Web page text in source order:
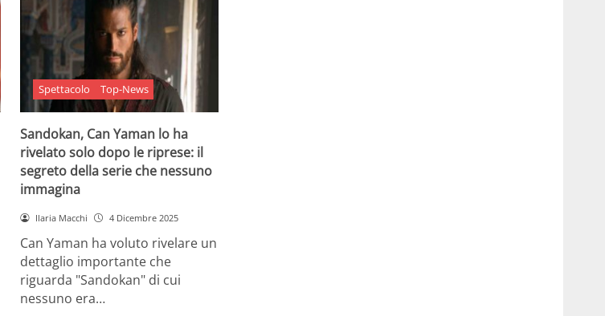
Spettacolo Top-News
Sandokan, Can Yaman lo ha
rivelato solo dopo le riprese: il
segreto della serie che nessuno
immagina
Ilaria Macchi 4 Dicembre 2025
Can Yaman ha voluto rivelare un
dettaglio importante che
riguarda "Sandokan" di cui
nessuno era…